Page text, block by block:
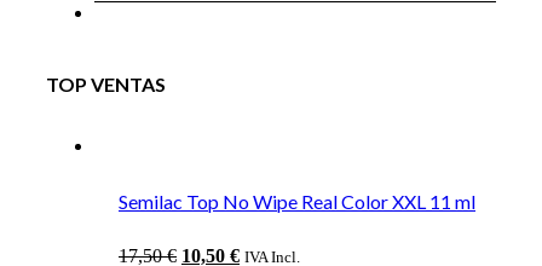
TOP VENTAS
Semilac Top No Wipe Real Color XXL 11 ml
17,50€ El
10,50 €ElIVA Incl.